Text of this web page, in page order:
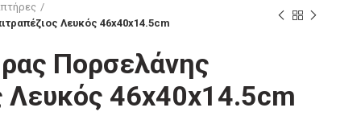
Λευκός 46x40x14.5cm
Πορσελάνης
Λευκός 46x40x14.5cm